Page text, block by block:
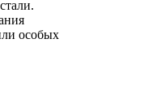
особых